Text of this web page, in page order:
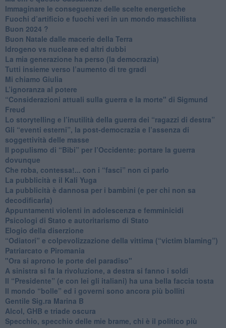
Immaginare le conseguenze delle scelte energetiche
​Fuochi d’artificio e fuochi veri in un mondo maschilista
Buon 2024 ?
​Buon Natale dalle macerie della Terra
​Idrogeno vs nucleare ed altri dubbi
​La mia generazione ha perso (la democrazia)
​Tutti insieme verso l’aumento di tre gradi
Mi chiamo Giulia
L’ignoranza al potere
​“Considerazioni attuali sulla guerra e la morte" di Sigmund
Freud
​Lo storytelling e l’inutilità della guerra dei “ragazzi di destra”
​Gli “eventi esterni”, la post-democrazia e l’assenza di
soggettività delle masse
​Il populismo di “Bibi” per l’Occidente: portare la guerra
dovunque
​Che roba, contessa!... con i “fasci” non ci parlo
La pubblicità e il Kali Yuga
​La pubblicità è dannosa per i bambini (e per chi non sa
decodificarla)
​Appuntamenti violenti in adolescenza e femminicidi
​Psicologi di Stato e autoritarismo di Stato
Elogio della diserzione
“Odiatori” e colpevolizzazione della vittima (“victim blaming”)
​Patriarcato e Piromania
"Ora si aprono le porte del paradiso"
​A sinistra si fa la rivoluzione, a destra si fanno i soldi
​Il “Presidente” (e con lei gli italiani) ha una bella faccia tosta
​Il mondo “bolle” ed i governi sono ancora più bolliti
​Gentile Sig.ra Marina B
​Alcol, GHB e triade oscura
​Specchio, specchio delle mie brame, chi è il politico più